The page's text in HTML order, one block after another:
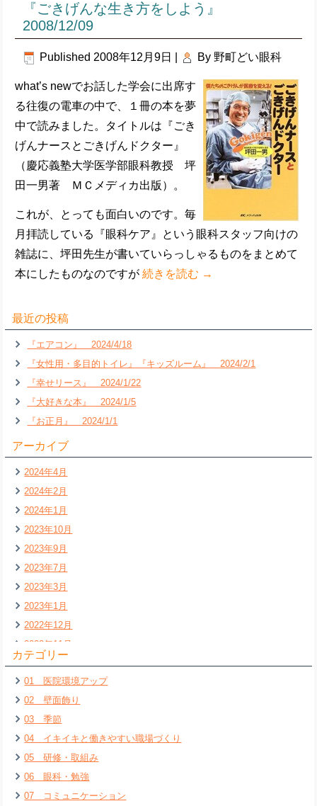
『ごきげんな生き方をしよう』
2008/12/09
Published 2008年12月9日 By 野町どい眼科
what’s newでお話した学会に出席す
る往復の電車の中で、１冊の本を夢
中で読みました。タイトルは『ごき
げんナースとごきげんドクター』
（慶応義塾大学医学部眼科教授 坪
田一男著 ＭＣメディカ出版）。
これが、とっても面白いのです。毎
月拝読している『眼科ケア』という眼科スタッフ向けの
雑誌に、坪田先生が書いていらっしゃるものをまとめて
本にしたものなのですが続きを読む →
最近の投稿
『エアコン』 2024/4/18
『女性用・多目的トイレ』『キッズルーム』 2024/2/1
『幸せリース』 2024/1/22
『大好きな本』 2024/1/5
『お正月』 2024/1/1
アーカイブ
2024年4月
2024年2月
2024年1月
2023年10月
2023年9月
2023年7月
2023年3月
2023年1月
2022年12月
2022年11月
2022年7月
2022年6月
2022年5月
2022年4月
2022年3月
2022年2月
2022年1月
2021年12月
カテゴリー
01 医院環境アップ
02 壁面飾り
03 季節
04 イキイキと働きやすい職場づくり
05 研修・取組み
06 眼科・勉強
07 コミュニケーション